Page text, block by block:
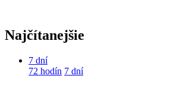
Najčítanejšie
7 dní
72 hodín 7 dní